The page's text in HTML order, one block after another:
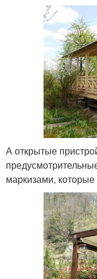
А открытые
маркизами,